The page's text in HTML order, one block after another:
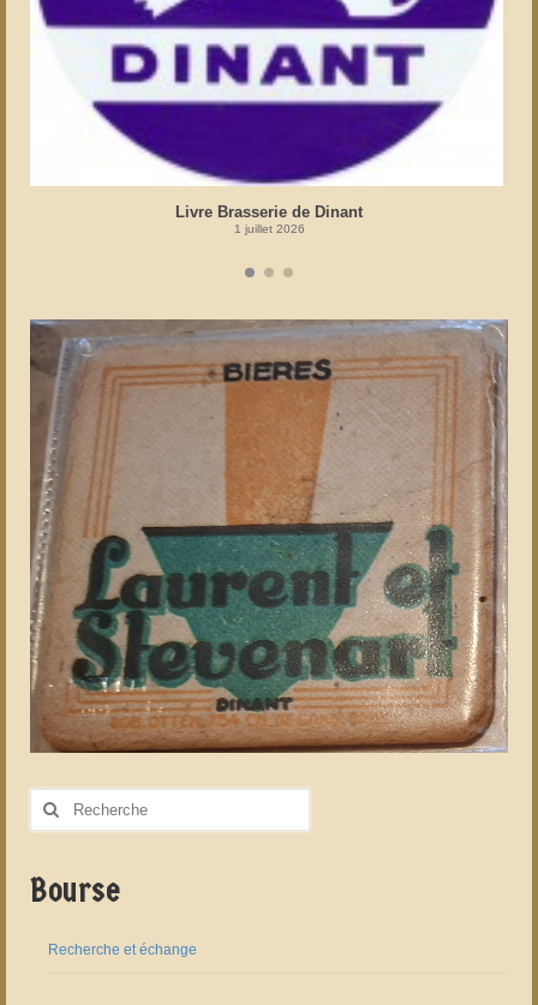
Livre Brasserie de Dinant
1 juillet 2026
Rechercher
Bourse
Recherche et échange